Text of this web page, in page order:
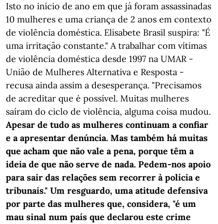
Isto no início de ano em que já foram assassinadas
10 mulheres e uma criança de 2 anos em contexto
de violência doméstica. Elisabete Brasil suspira: "É
uma irritação constante." A trabalhar com vítimas
de violência doméstica desde 1997 na UMAR -
União de Mulheres Alternativa e Resposta -
recusa ainda assim a desesperança. "Precisamos
de acreditar que é possível. Muitas mulheres
saíram do ciclo de violência, alguma coisa mudou.
Apesar de tudo as mulheres continuam a confiar
e a apresentar denúncia. Mas também há muitas
que acham que não vale a pena, porque têm a
ideia de que não serve de nada. Pedem-nos apoio
para sair das relações sem recorrer à polícia e
tribunais." Um resguardo, uma atitude defensiva
por parte das mulheres que, considera, "é um
mau sinal num país que declarou este crime